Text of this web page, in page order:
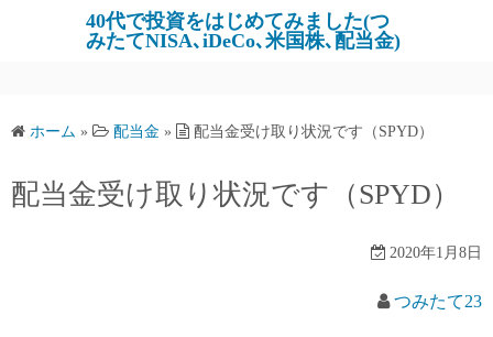
ツ
ス
キ
40代で投資をはじめてみました(つ
みたてNISA､iDeCo､米国株､配当金)
ホーム » 配当金 » 配当金受け取り状況です（SPYD）
配当金受け取り状況です（SPYD）
2020年1月8日
つみたて23